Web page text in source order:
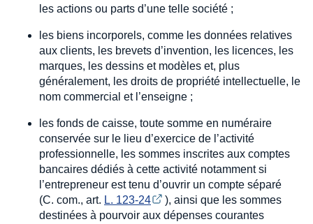
les actions ou parts d’une telle société ;
les biens incorporels, comme les données relatives
aux clients, les brevets d’invention, les licences, les
marques, les dessins et modèles et, plus
généralement, les droits de propriété intellectuelle, le
nom commercial et l’enseigne ;
les fonds de caisse, toute somme en numéraire
conservée sur le lieu d’exercice de l’activité
professionnelle, les sommes inscrites aux comptes
bancaires dédiés à cette activité notamment si
l’entrepreneur est tenu d’ouvrir un compte séparé
(C. com., art. L. 123-24
), ainsi que les sommes
destinées à pourvoir aux dépenses courantes